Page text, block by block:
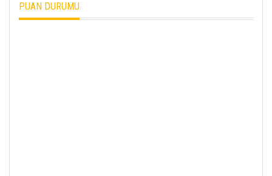
PUAN DURUMU